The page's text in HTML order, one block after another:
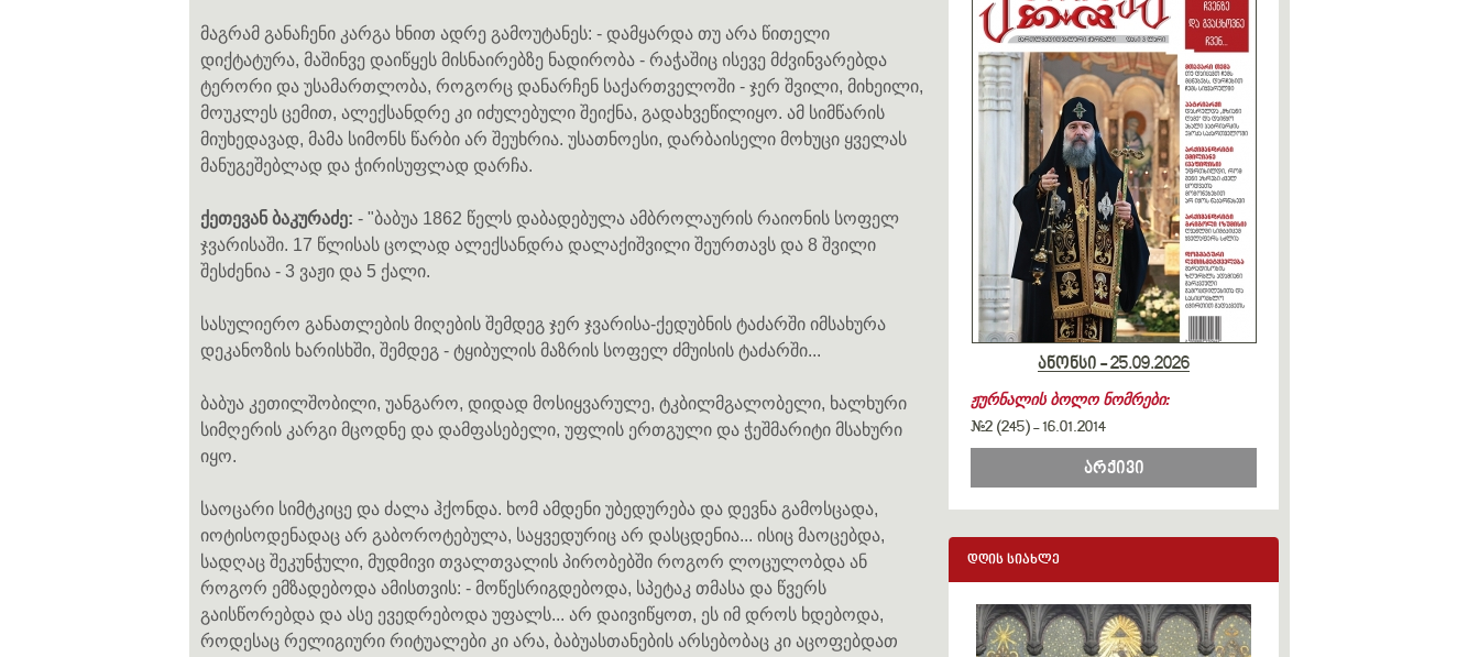
მაგრამ განაჩენი კარგა ხნით ადრე გამოუტანეს: - დამყარდა თუ არა წითელი
დიქტატურა, მაშინვე დაიწყეს მისნაირებზე ნადირობა - რაჭაშიც ისევე მძვინვარებდა
ტერორი და უსამართლობა, როგორც დანარჩენ საქართველოში - ჯერ შვილი, მიხეილი,
მოუკლეს ცემით, ალექსანდრე კი იძულებული შეიქნა, გადახვეწილიყო. ამ სიმწარის
მიუხედავად, მამა სიმონს წარბი არ შეუხრია. უსათნოესი, დარბაისელი მოხუცი ყველას
მანუგეშებლად და ჭირისუფლად დარჩა.
ქეთევან ბაკურაძე: - "ბაბუა 1862 წელს დაბადებულა ამბროლაურის რაიონის სოფელ
ჯვარისაში. 17 წლისას ცოლად ალექსანდრა დალაქიშვილი შეურთავს და 8 შვილი
შესძენია - 3 ვაჟი და 5 ქალი.
სასულიერო განათლების მიღების შემდეგ ჯერ ჯვარისა-ქედუბნის ტაძარში იმსახურა
დეკანოზის ხარისხში, შემდეგ - ტყიბულის მაზრის სოფელ ძმუისის ტაძარში...
ბაბუა კეთილშობილი, უანგარო, დიდად მოსიყვარულე, ტკბილმგალობელი, ხალხური
სიმღერის კარგი მცოდნე და დამფასებელი, უფლის ერთგული და ჭეშმარიტი მსახური
იყო.
საოცარი სიმტკიცე და ძალა ჰქონდა. ხომ ამდენი უბედურება და დევნა გამოსცადა,
იოტისოდენადაც არ გაბოროტებულა, საყვედურიც არ დასცდენია... ისიც მაოცებდა,
სადღაც შეკუნჭული, მუდმივი თვალთვალის პირობებში როგორ ლოცულობდა ან
როგორ ემზადებოდა ამისთვის: - მოწესრიგდებოდა, სპეტაკ თმასა და წვერს
გაისწორებდა და ასე ევედრებოდა უფალს... არ დაივიწყოთ, ეს იმ დროს ხდებოდა,
როდესაც რელიგიური რიტუალები კი არა, ბაბუასთანების არსებობაც კი აცოფებდათ
ანონსი - 25.09.2026
ჟურნალის ბოლო ნომრები:
#2 (245)-16.01.2014
არქივი
დღის სიახლე